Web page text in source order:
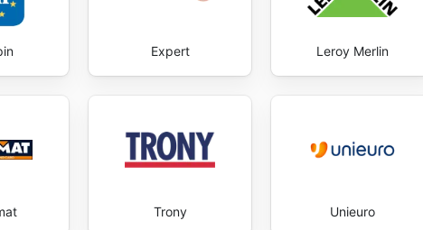
Expert Leroy Merlin
Trony Unieuro